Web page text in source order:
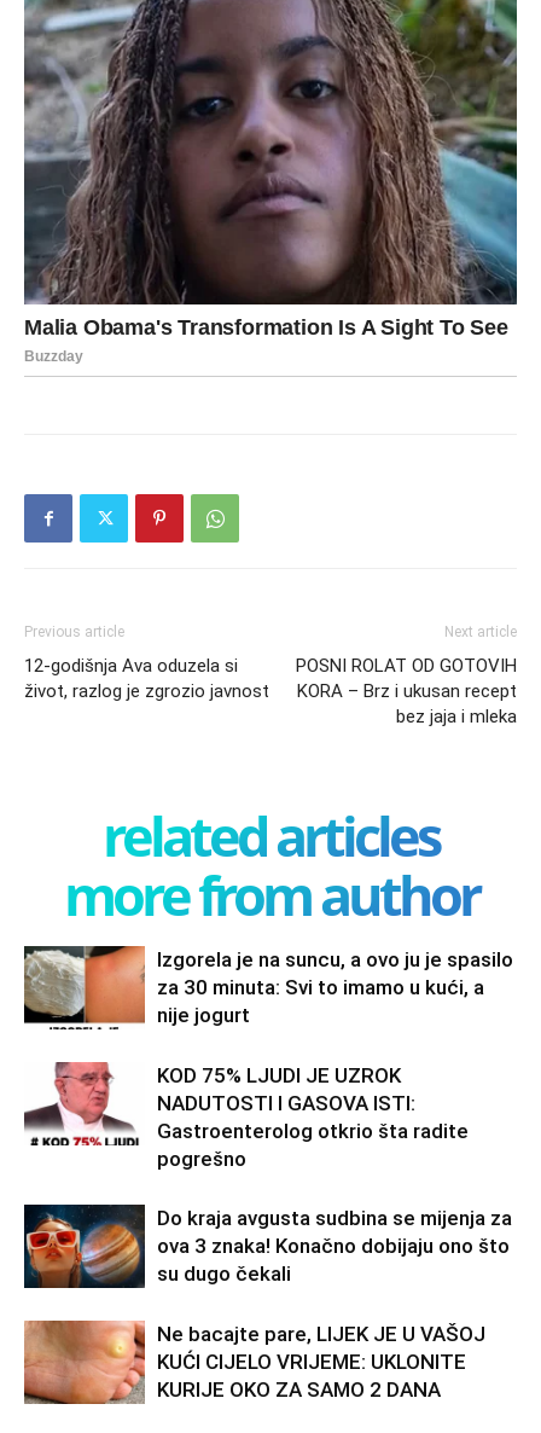
Previous article
12-godišnja Ava oduzela si
život, razlog je zgrozio javnost
Next article
POSNI ROLAT OD GOTOVIH
KORA – Brz i ukusan recept
bez jaja i mleka
related articles
more from author
Izgorela je na suncu, a ovo ju je spasilo
za 30 minuta: Svi to imamo u kući, a
nije jogurt
KOD 75% LJUDI JE UZROK
NADUTOSTI I GASOVA ISTI:
Gastroenterolog otkrio šta radite
pogrešno
Do kraja avgusta sudbina se mijenja za
ova 3 znaka! Konačno dobijaju ono što
su dugo čekali
Ne bacajte pare, LIJEK JE U VAŠOJ
KUĆI CIJELO VRIJEME: UKLONITE
KURIJE OKO ZA SAMO 2 DANA